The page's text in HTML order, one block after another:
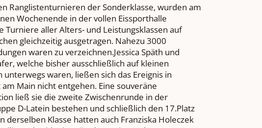
Ranglistenturnieren der Sonderklasse, wurden am
Wochenende in der vollen Eissporthalle
Turniere aller Alters- und Leistungsklassen auf
gleichzeitig ausgetragen. Nahezu 3000
waren zu verzeichnen.Jessica Späth und
welche bisher ausschließlich auf kleinen
unterwegs waren, ließen sich das Ereignis in
Main nicht entgehen. Eine souveräne
ließ sie die zweite Zwischenrunde in der
D-Latein bestehen und schließlich den 17.Platz
derselben Klasse hatten auch Franziska Holeczek